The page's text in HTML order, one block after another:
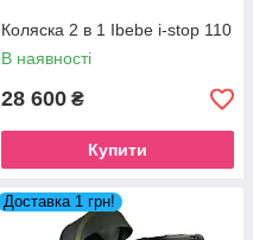
Коляска 2 в 1 Ibebe i-stop 110
В наявності
28 600 ₴
Купити
Доставка 1 грн!